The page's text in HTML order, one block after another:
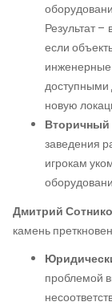
Результат
если
инженерные
доступными
новую
заведения
игрокам
Дмитрий
камень
проблемой